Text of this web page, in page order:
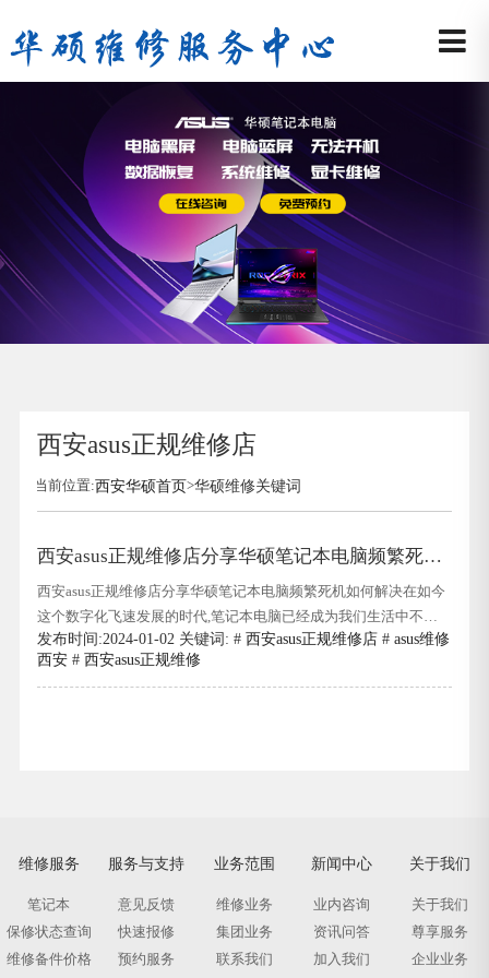
西安asus正规维修店
当前位置:西安华硕首页>华硕维修关键词
西安asus正规维修店分享华硕笔记本电脑频繁死机
如何解决
西安asus正规维修店分享华硕笔记本电脑频繁死机如何解决在如今
这个数字化飞速发展的时代,笔记本电脑已经成为我们生活中不可
或缺的一部分,无论是工作学习还是娱乐休闲,它们都扮演着极其重
要的角色.然而,就在我们依赖它们的同时,有时候却不得不面对一些
令人头疼的问题.华硕笔记本电脑频繁死机,就是这样一个棘手的难
发布时间:2024-01-02 关键词: #西安asus正规维修店 #asus维修
西安 #西安asus正规维修
维修服务
笔记本
保修状态查询
维修备件价格
服务与支持
意见反馈
快速报修
预约服务
业务范围
维修业务
集团业务
联系我们
新闻中心
业内咨询
资讯问答
加入我们
关于我们
关于我们
尊享服务
企业业务